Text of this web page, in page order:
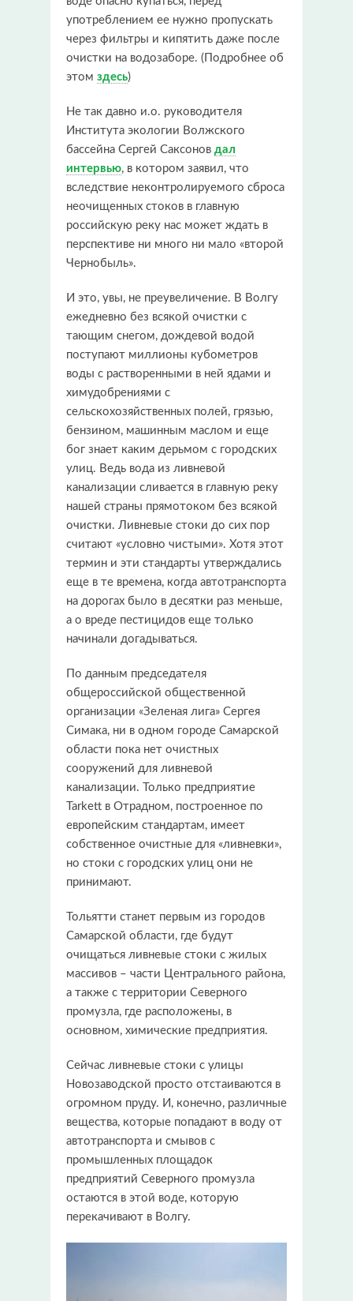
употреблением ее нужно пропускать
через фильтры и кипятить даже после
очистки на водозаборе. (Подробнее об
этом здесь)
Не так давно и.о. руководителя
Института экологии Волжского
бассейна Сергей Саксонов дал
интервью, в котором заявил, что
вследствие неконтролируемого сброса
неочищенных стоков в главную
российскую реку нас может ждать в
перспективе ни много ни мало «второй
Чернобыль».
И это, увы, не преувеличение. В Волгу
ежедневно без всякой очистки с
тающим снегом, дождевой водой
поступают миллионы кубометров
воды с растворенными в ней ядами и
химудобрениями с
сельскохозяйственных полей, грязью,
бензином, машинным маслом и еще
бог знает каким дерьмом с городских
улиц. Ведь вода из ливневой
канализации сливается в главную реку
нашей страны прямотоком без всякой
очистки. Ливневые стоки до сих пор
считают «условно чистыми». Хотя этот
термин и эти стандарты утверждались
еще в те времена, когда автотранспорта
на дорогах было в десятки раз меньше,
а о вреде пестицидов еще только
начинали догадываться.
По данным председателя
общероссийской общественной
организации «Зеленая лига» Сергея
Симака, ни в одном городе Самарской
области пока нет очистных
сооружений для ливневой
канализации. Только предприятие
Tarkett в Отрадном, построенное по
европейским стандартам, имеет
собственное очистные для «ливневки»,
но стоки с городских улиц они не
принимают.
Тольятти станет первым из городов
Самарской области, где будут
очищаться ливневые стоки с жилых
массивов – части Центрального района,
а также с территории Северного
промузла, где расположены, в
основном, химические предприятия.
Сейчас ливневые стоки с улицы
Новозаводской просто отстаиваются в
огромном пруду. И, конечно, различные
вещества, которые попадают в воду от
автотранспорта и смывов с
промышленных площадок
предприятий Северного промузла
остаются в этой воде, которую
перекачивают в Волгу.